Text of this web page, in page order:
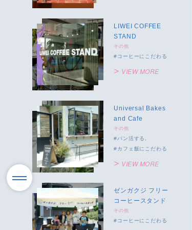
LIWEI COFFEE
STAND
その他
コーヒーにこだわる
VIEW MORE
Universal Bakes
and Cafe
その他
パン活する
カフェ飯にこだわる
VIEW MORE
ゼンガクジ フリー
コーヒースタンド
その他
コーヒーにこだわる